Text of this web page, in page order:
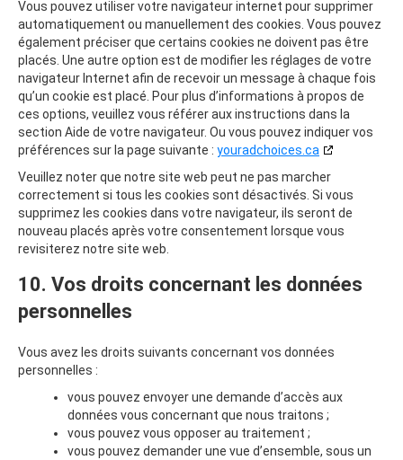
Vous pouvez utiliser votre navigateur internet pour supprimer
automatiquement ou manuellement des cookies. Vous pouvez
également préciser que certains cookies ne doivent pas être
placés. Une autre option est de modifier les réglages de votre
navigateur Internet afin de recevoir un message à chaque fois
qu’un cookie est placé. Pour plus d’informations à propos de
ces options, veuillez vous référer aux instructions dans la
section Aide de votre navigateur. Ou vous pouvez indiquer vos
préférences sur la page suivante : youradchoices.ca
Veuillez noter que notre site web peut ne pas marcher
correctement si tous les cookies sont désactivés. Si vous
supprimez les cookies dans votre navigateur, ils seront de
nouveau placés après votre consentement lorsque vous
revisiterez notre site web.
10. Vos droits concernant les données
personnelles
Vous avez les droits suivants concernant vos données
personnelles :
vous pouvez envoyer une demande d’accès aux
données vous concernant que nous traitons ;
vous pouvez vous opposer au traitement ;
vous pouvez demander une vue d’ensemble, sous un